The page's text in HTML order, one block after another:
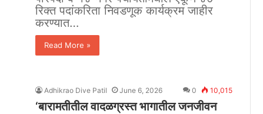
रिक्त पदांकरिता निवडणूक कार्यक्रम जाहीर
करण्यात…
Read More »
Adhikrao Dive Patil June 6, 2026 0 10,015
‘बारामतीतील वादळग्रस्त भागातील जनजीवन